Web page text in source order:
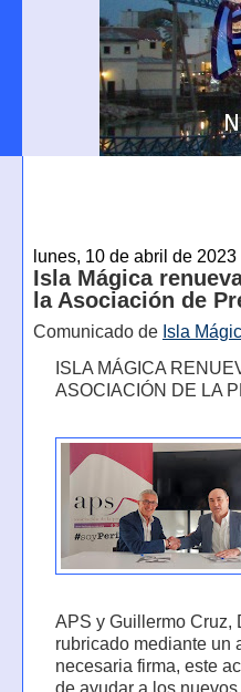
lunes, 10 de abril de 2023
Isla Mágica
la Asociación de
Comunicado de Isla
ISLA MÁGICA
ASOCIACIÓN DE LA
APS y Guillermo Cruz,
rubricado mediante un
necesaria firma, este
de ayudar a los